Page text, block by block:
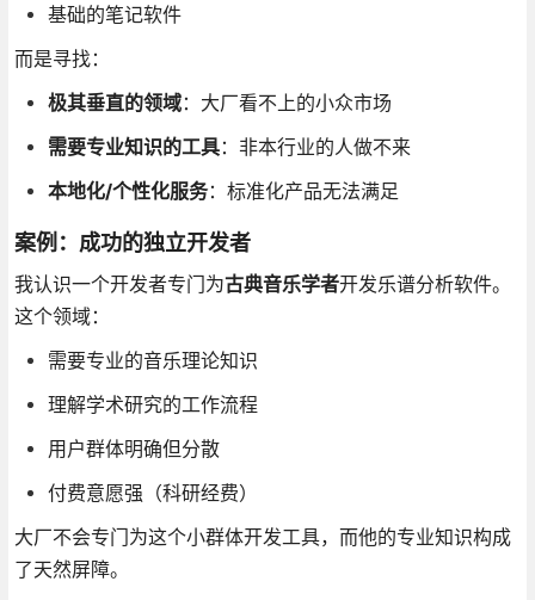
基础的笔记软件
而是寻找：
极其垂直的领域：大厂看不上的小众市场
需要专业知识的工具：非本行业的人做不来
本地化/个性化服务：标准化产品无法满足
案例：成功的独立开发者
我认识一个开发者专门为古典音乐学者开发乐谱分析软件。
这个领域：
需要专业的音乐理论知识
理解学术研究的工作流程
用户群体明确但分散
付费意愿强（科研经费）
大厂不会专门为这个小群体开发工具，而他的专业知识构成
了天然屏障。